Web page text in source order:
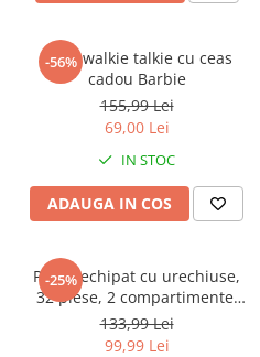
-56%
Set 2 walkie talkie cu ceas
cadou Barbie
155,99 Lei
69,00 Lei
IN STOC
ADAUGA IN COS
-25%
Penar echipat cu urechiuse,
32 piese, 2 compartimente,
Gabby's Dollhouse
133,99 Lei
99,99 Lei